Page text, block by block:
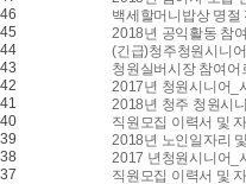
46
백세할머니밥상 명절
45
2018년 공익활동 참
44
(긴급)청주청원시니
43
청원실버시장 참여어
42
2017년 청원시니어_
41
2018년 청주 청원시
40
직원모집 이력서 및
39
2018년 노인일자리
38
2017 년청원시니어_
37
직원모집 이력서 및